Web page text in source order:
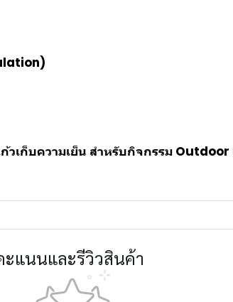
วเก็บความเย็น สำหรับกิจกรรม
ะแนนและรีวิวสินค้า